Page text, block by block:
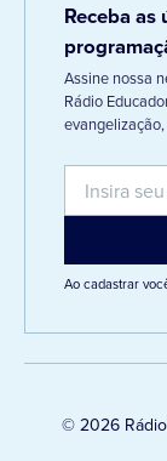
Receba
Assine nossa
Rádio
Ao cadastrar
© 2026